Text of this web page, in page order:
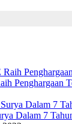
Penghargaan
Dalam 7